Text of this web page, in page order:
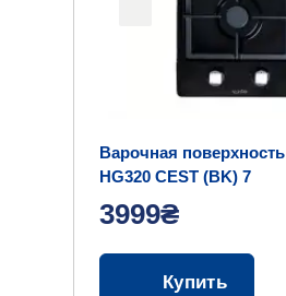
Варочная поверхность
HG320 CEST (BK) 7
3999₴
Купить